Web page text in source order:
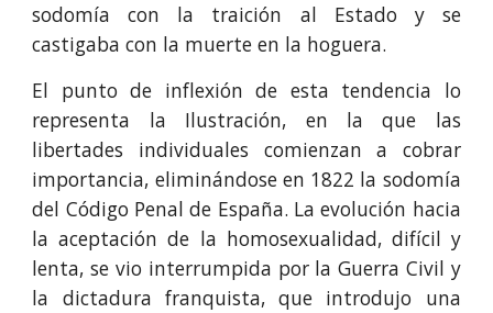
sodomía con la traición al Estado y se
castigaba con la muerte en la hoguera.
El punto de inflexión de esta tendencia lo
representa la Ilustración, en la que las
libertades individuales comienzan a cobrar
importancia, eliminándose en 1822 la sodomía
del Código Penal de España. La evolución hacia
la aceptación de la homosexualidad, difícil y
lenta, se vio interrumpida por la Guerra Civil y
la dictadura franquista, que introdujo una